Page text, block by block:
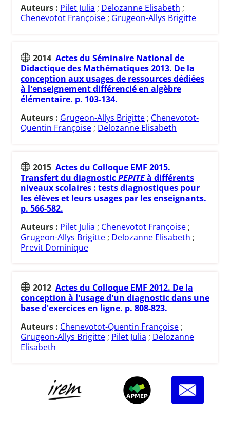
Auteurs : Pilet Julia ; Delozanne Elisabeth ;
Chenevotot Françoise ; Grugeon-Allys Brigitte
2014 Actes du Séminaire National de
Didactique des Mathématiques 2013. De la
conception aux usages de ressources dédiées
à l'enseignement différencié en algèbre
élémentaire. p. 103-134.
Auteurs : Grugeon-Allys Brigitte ; Chenevotot-
Quentin Françoise ; Delozanne Elisabeth
2015 Actes du Colloque EMF 2015.
Transfert du diagnosticPEPITEà différents
niveaux scolaires : tests diagnostiques pour
les élèves et leurs usages par les enseignants.
p. 566-582.
Auteurs : Pilet Julia ; Chenevotot Françoise ;
Grugeon-Allys Brigitte ; Delozanne Elisabeth ;
Previt Dominique
2012 Actes du Colloque EMF 2012. De la
conception à l'usage d'un diagnostic dans une
base d'exercices en ligne. p. 808-823.
Auteurs : Chenevotot-Quentin Françoise ;
Grugeon-Allys Brigitte ; Pilet Julia ; Delozanne
Elisabeth